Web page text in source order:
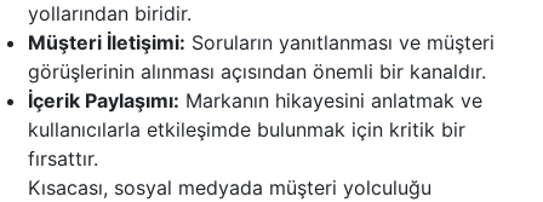
yollarından biridir.
Müşteri İletişimi: Soruların yanıtlanması ve müşteri
görüşlerinin alınması açısından önemli bir kanaldır.
İçerik Paylaşımı: Markanın hikayesini anlatmak ve
kullanıcılarla etkileşimde bulunmak için kritik bir
fırsattır.
Kısacası, sosyal medyada müşteri yolculuğu